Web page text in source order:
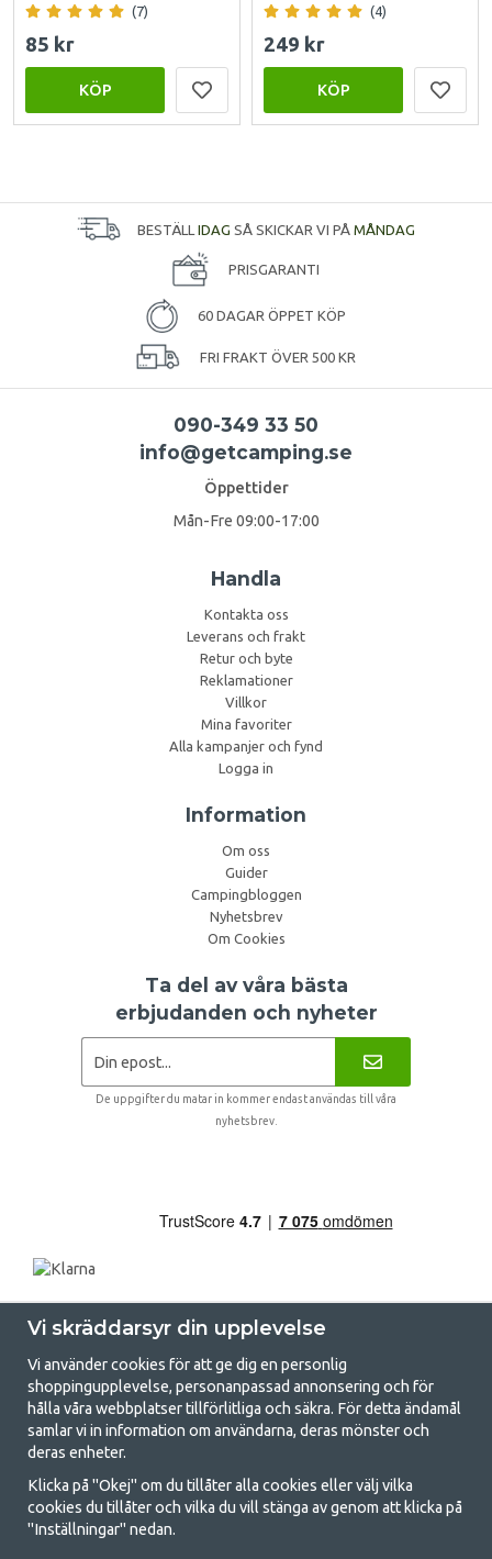
(7)
85 kr
KÖP
(4)
249 kr
KÖP
BESTÄLL IDAG SÅ SKICKAR VI PÅ MÅNDAG
PRISGARANTI
60 DAGAR ÖPPET KÖP
FRI FRAKT ÖVER 500 KR
090-349 33 50
info@getcamping.se
Öppettider
Mån-Fre 09:00-17:00
Handla
Kontakta oss
Leverans och frakt
Retur och byte
Reklamationer
Villkor
Mina favoriter
Alla kampanjer och fynd
Logga in
Information
Om oss
Guider
Campingbloggen
Nyhetsbrev
Om Cookies
Ta del av våra bästa
erbjudanden och nyheter
De uppgifter du matar in kommer endast användas till våra
nyhetsbrev.
GetCamping.se - Din butik för camping
och uteliv
Att campa kan antingen vara en livsstil eller ett sätt att samla familjen
för ett gemensamt äventyr. Oavsett vilken kategori du tillhör hittar du
Vi skräddarsyr din upplevelse
Vi använder cookies för att ge dig en personlig
shoppingupplevelse, personanpassad annonsering och för
hålla våra webbplatser tillförlitliga och säkra. För detta ändamål
samlar vi in information om användarna, deras mönster och
deras enheter.
Klicka på "Okej" om du tillåter alla cookies eller välj vilka
cookies du tillåter och vilka du vill stänga av genom att klicka på
"Inställningar" nedan.